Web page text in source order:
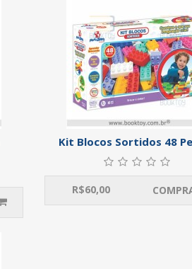
Kit Blocos Sortidos 48
R$60,00